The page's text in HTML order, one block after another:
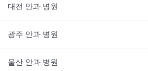
대전 안과 병원
광주 안과 병원
울산 안과 병원